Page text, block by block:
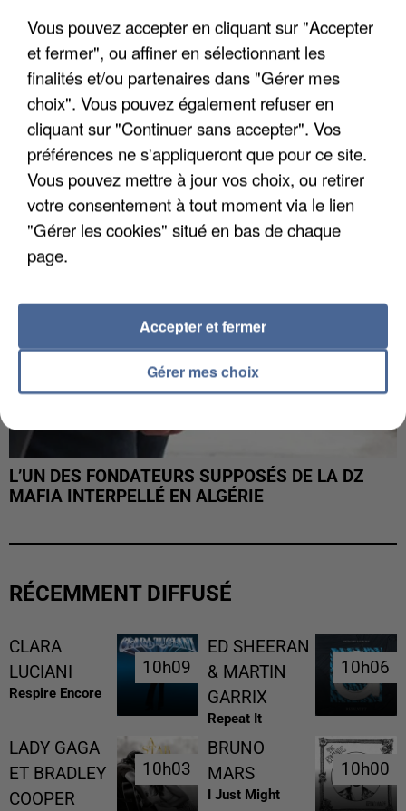
APRÈS TOUTES CES CANICULES, LES REFUGES
DE FAUNE SAUVAGE SONT...
L’UN DES FONDATEURS SUPPOSÉS DE LA DZ
MAFIA INTERPELLÉ EN ALGÉRIE
RÉCEMMENT DIFFUSÉ
CLARA
LUCIANI
Respire Encore
10h09
10h09
ED SHEERAN
& MARTIN
GARRIX
Repeat It
10h06
10h06
LADY GAGA
ET BRADLEY
COOPER
10h03
10h03
BRUNO
MARS
I Just Might
10h00
10h00
Vous pouvez accepter en cliquant sur "Accepter
et fermer", ou affiner en sélectionnant les
finalités et/ou partenaires dans "Gérer mes
choix". Vous pouvez également refuser en
cliquant sur "Continuer sans accepter". Vos
préférences ne s'appliqueront que pour ce site.
Vous pouvez mettre à jour vos choix, ou retirer
votre consentement à tout moment via le lien
"Gérer les cookies" situé en bas de chaque
page.
Gérer mes choix
Accepter et fermer